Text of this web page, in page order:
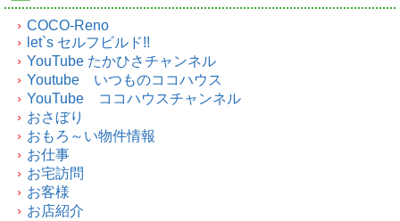
COCO-Reno
let`s セルフビルド!!
YouTube たかひさチャンネル
Youtube いつものココハウス
YouTube ココハウスチャンネル
おさぼり
おもろ～い物件情報
お仕事
お宅訪問
お客様
お店紹介